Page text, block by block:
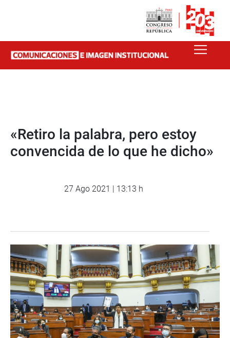
«Retiro la palabra, pero estoy
convencida de lo que he dicho»
27 Ago 2021 | 13:13 h